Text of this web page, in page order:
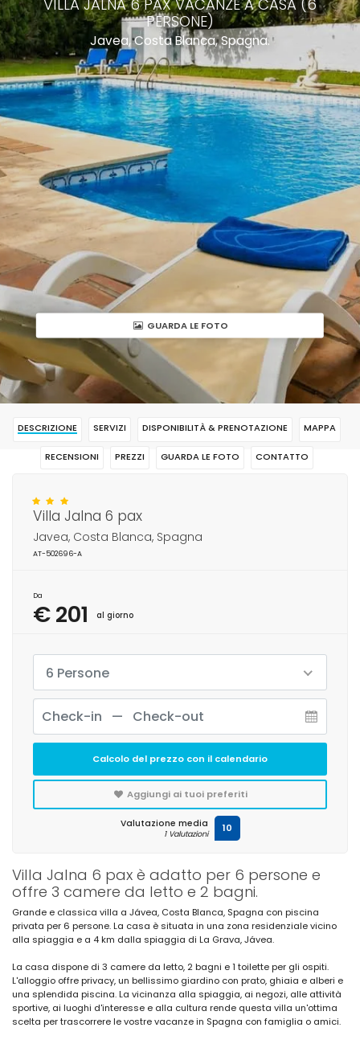
VILLA JALNA 6 PAX VACANZE A CASA (6
PERSONE)
Javea, Costa Blanca, Spagna.
GUARDA LE FOTO
DESCRIZIONE SERVIZI DISPONIBILITÀ & PRENOTAZIONE MAPPA
RECENSIONI PREZZI GUARDA LE FOTO CONTATTO
Villa Jalna 6 pax è adatto per 6 persone e
offre 3 camere da letto e 2 bagni.
Grande e classica villa a Jávea, Costa Blanca, Spagna con piscina
privata per 6 persone. La casa è situata in una zona residenziale vicino
alla spiaggia e a 4 km dalla spiaggia di La Grava, Jávea.
La casa dispone di 3 camere da letto, 2 bagni e 1 toilette per gli ospiti.
L'alloggio offre privacy, un bellissimo giardino con prato, ghiaia e alberi e
una splendida piscina. La vicinanza alla spiaggia, ai negozi, alle attività
sportive, ai luoghi d'interesse e alla cultura rende questa villa un'ottima
scelta per trascorrere le vostre vacanze in Spagna con famiglia o amici.
Villa Jalna 6 pax
Javea, Costa Blanca, Spagna
AT-502696-A
Da
€ 201 al giorno
6 Persone
Calcolo del prezzo con il calendario
Aggiungi ai tuoi preferiti
Valutazione media
1 Valutazioni 10